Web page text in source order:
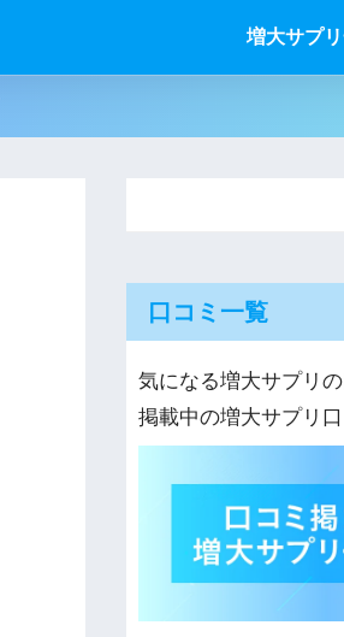
増大サプ
口コミ一覧
気になる増大サプリ
掲載中の増大サプリ